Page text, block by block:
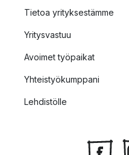
Tietoa yrityksestämme
Yritysvastuu
Avoimet työpaikat
Yhteistyökumppani
Lehdistölle